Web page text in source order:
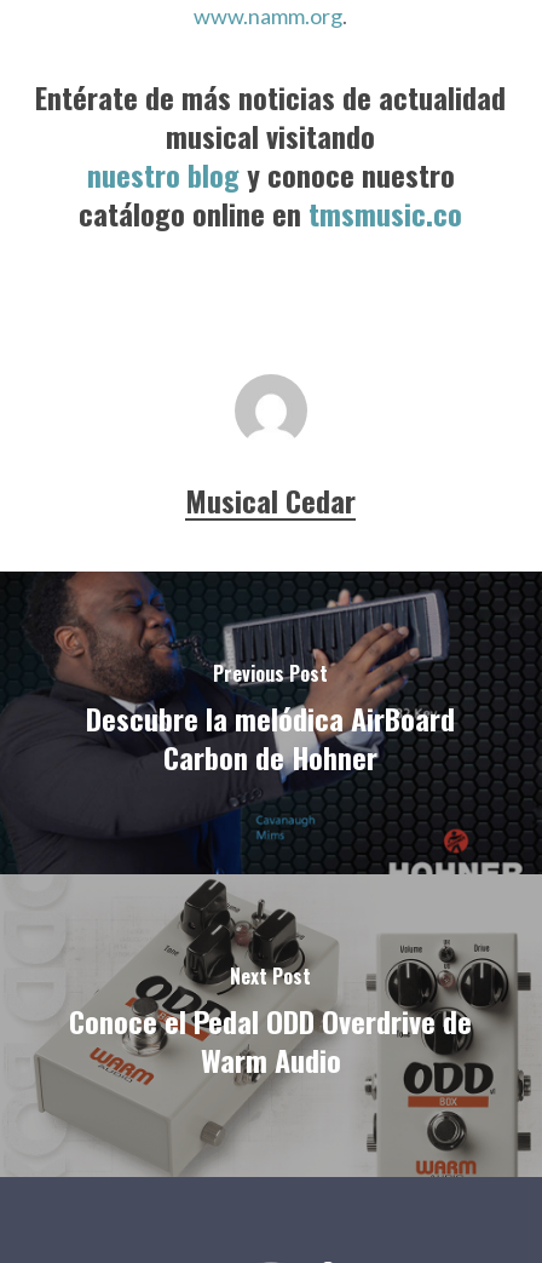
www.namm.org.
Entérate de más noticias de actualidad
musical visitando
nuestro blogy conoce nuestro
catálogo online en tmsmusic.co
Musical Cedar
Previous Post
Descubre la melódica AirBoard
Carbon de Hohner
Next Post
Conoce el Pedal ODD Overdrive de
Warm Audio